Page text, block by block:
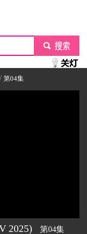
submit
/ 第04集
2025) 第04集